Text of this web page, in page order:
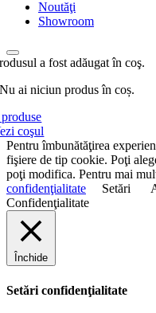
Noutăţi
Showroom
a fost adăugat în coş.
Nu ai niciun produs în coș.
coşul
Pentru îmbunătăţirea
fişiere de tip cookie. Poţi
poţi modifica. Pentru mai
confidenţialitate
Setări
Confidenţialitate
Închide
Setări confidenţialitate